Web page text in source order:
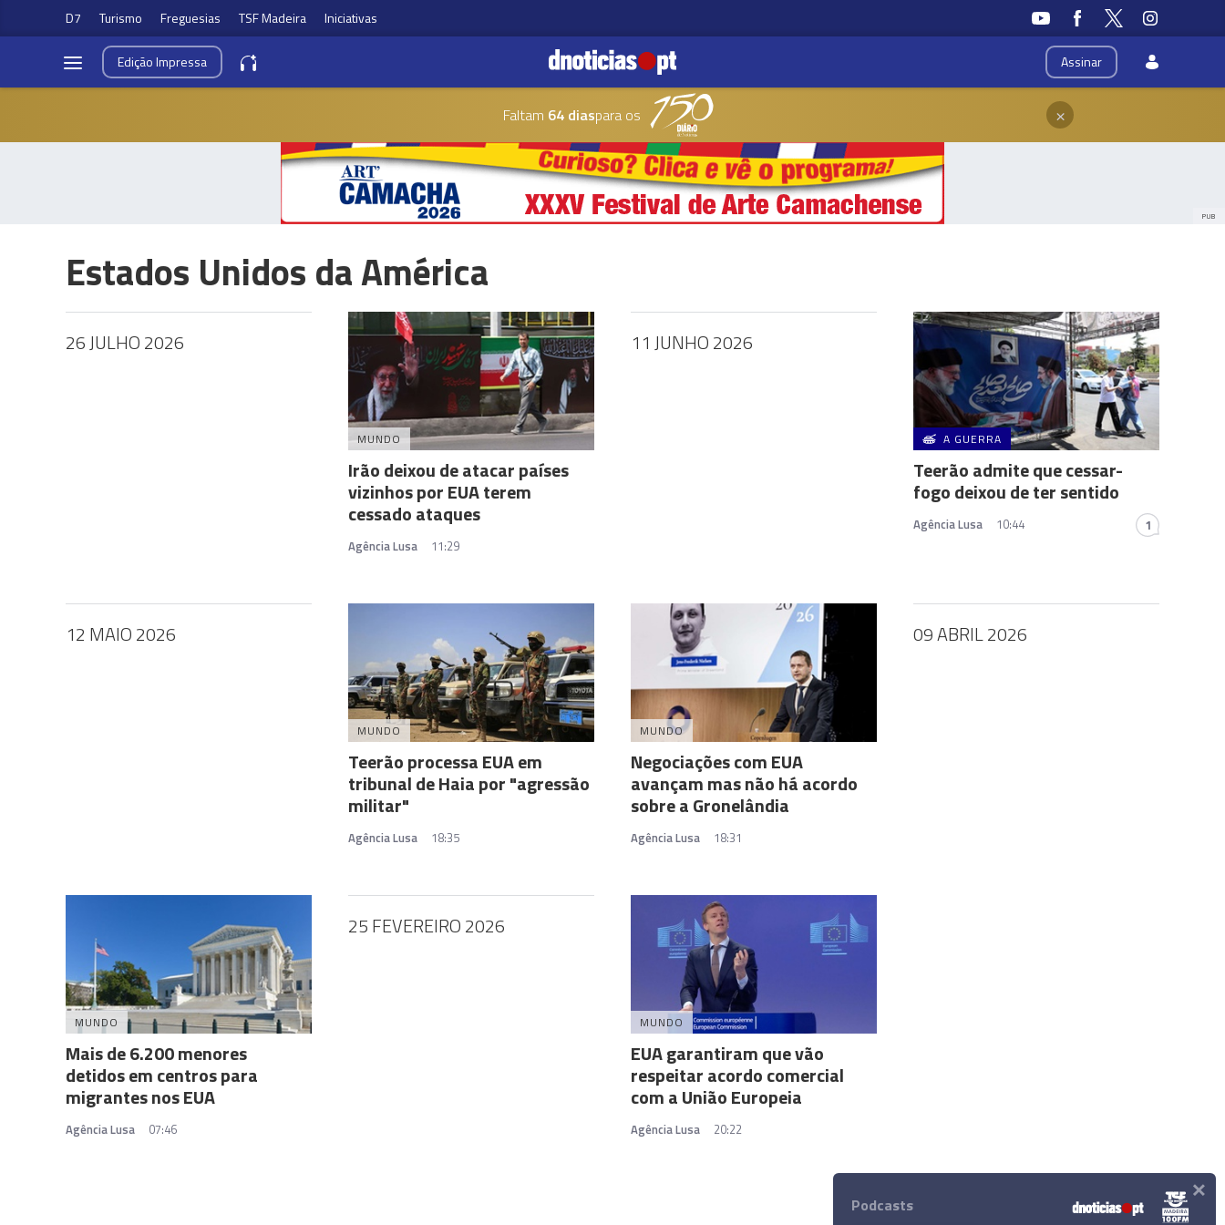
D7 Turismo Freguesias TSF Madeira Iniciativas
Assinar
EdiçãoImpressa
Faltam 64 diaspara os ×
PUB
Estados Unidos da América
26 JULHO 2026
MUNDO
Irão deixou de atacar países
vizinhos por EUA terem
cessado ataques
Agência Lusa 11:29
11 JUNHO 2026
A GUERRA
Teerão admite que cessar-
fogo deixou de ter sentido
Agência Lusa 10:44 1
12 MAIO 2026
MUNDO
Teerão processa EUA em
tribunal de Haia por "agressão
militar"
Agência Lusa 18:35
MUNDO
Negociações com EUA
avançam mas não há acordo
sobre a Gronelândia
Agência Lusa 18:31
09 ABRIL 2026
MUNDO
Mais de 6.200 menores
detidos em centros para
migrantes nos EUA
Agência Lusa 07:46
25 FEVEREIRO 2026
MUNDO
EUA garantiram que vão
respeitar acordo comercial
com a União Europeia
Agência Lusa 20:22
Podcasts ×